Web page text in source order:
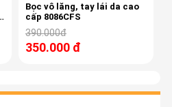
Bọc vô lăng, tay lái da cao
cấp 8086CFS
390.000đ
350.000 đ